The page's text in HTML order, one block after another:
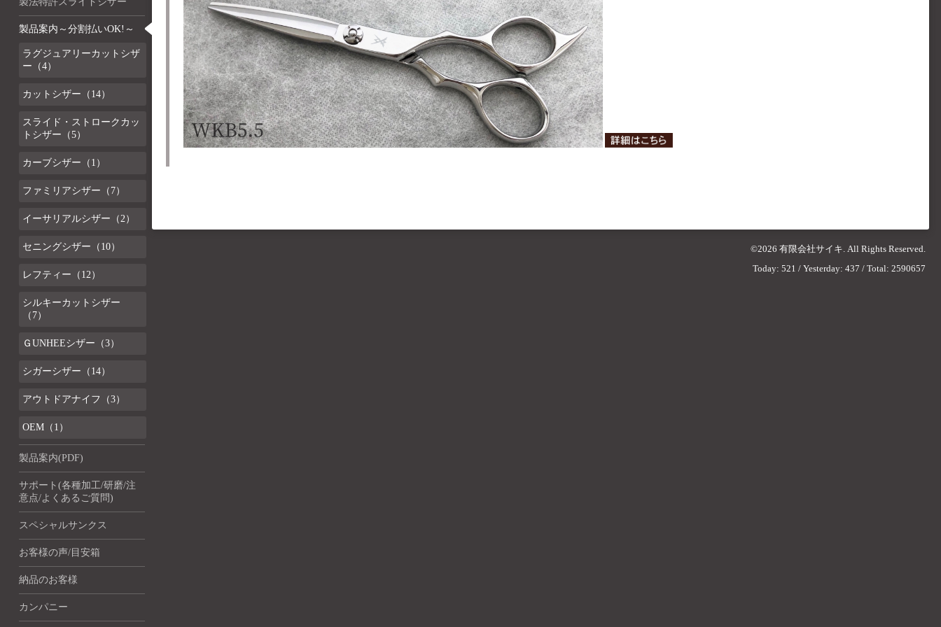
©2026 有限会社サイキ. All Rights Reserved.
Today: 521 / Yesterday: 437 / Total: 2590657
製品案内～分割払いOK!～
ラグジュアリーカットシザ
ー（4）
カットシザー（14）
スライド・ストロークカッ
トシザー（5）
カーブシザー（1）
ファミリアシザー（7）
イーサリアルシザー（2）
セニングシザー（10）
レフティー（12）
シルキーカットシザー
（7）
ＧUNHEEシザー（3）
シガーシザー（14）
アウトドアナイフ（3）
OEM（1）
製品案内(PDF)
サポート(各種加工/研磨/注
意点/よくあるご質問)
スペシャルサンクス
お客様の声/目安箱
納品のお客様
カンパニー